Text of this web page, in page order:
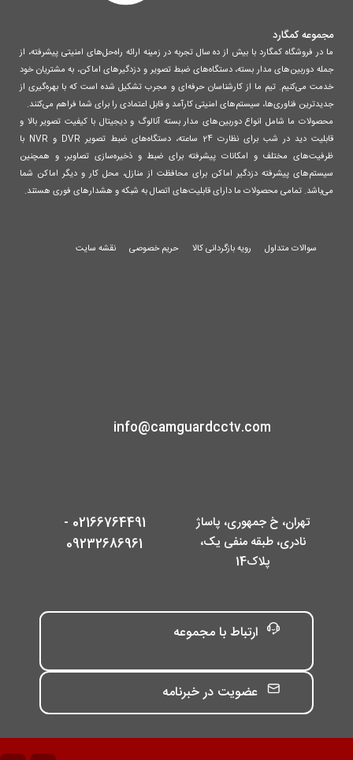
مجموعه کمگارد
ما در فروشگاه کمگارد با بیش از ده سال تجربه در زمینه ارائه راه‌حل‌های امنیتی پیشرفته، از
جمله دوربین‌های مدار بسته، دستگاه‌های ضبط تصویر و دزدگیرهای اماکن، به مشتریان خود
خدمت می‌کنیم. تیم ما از کارشناسان حرفه‌ای و مجرب تشکیل شده است که با بهره‌گیری از
جدیدترین فناوری‌ها، سیستم‌های امنیتی کارآمد و قابل اعتمادی را برای شما فراهم می‌کنند.
محصولات ما شامل انواع دوربین‌های مدار بسته آنالوگ و دیجیتال با کیفیت تصویر بالا و
قابلیت دید در شب برای نظارت 24 ساعته، دستگاه‌های ضبط تصویر DVR و NVR با
ظرفیت‌های مختلف و امکانات پیشرفته برای ضبط و ذخیره‌سازی تصاویر، و همچنین
سیستم‌های پیشرفته دزدگیر اماکن برای محافظت از منازل، محل کار و دیگر اماکن شما
می‌باشد. تمامی محصولات ما دارای قابلیت‌های اتصال به شبکه و هشدارهای فوری هستند.
سوالات متداول رویه بازگردانی کالا حریم خصوصی نقشه سایت
info@camguardcctv.com
تهران، خ جمهوری، پاساژ
نادری، طبقه منفی یک،
پلاک14
02166764491 -
09232686961
ارتباط با مجموعه
عضویت در خبرنامه